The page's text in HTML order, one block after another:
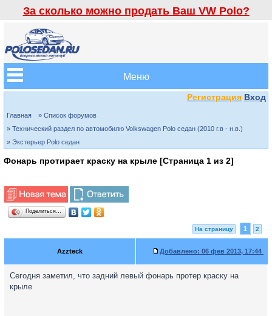
За сколько можно продать Ваш VW Polo?
Меню
Регистрация Вход
Главная
» Список форумов
» Технический раздел по автомобилю Volkswagen Polo седан (2010 г.в - н.в.)
» Экстерьер Polo седан
Фонарь протирает краску на крыле [Страница 1 из 2]
Поделиться…
На страницу 1 2
Azzteck Добавлено: 06 фев 2013, 17:44
Сегодня заметил, что задний левый фонарь протер краску на
крыле